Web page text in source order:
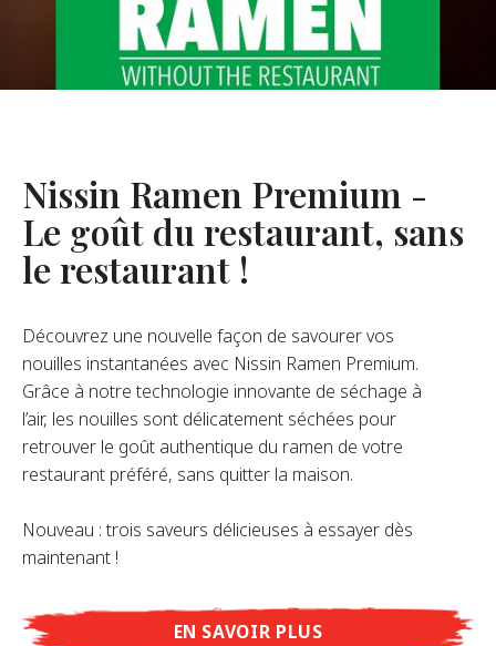
De Nous
FAQ
Nissin Ramen Premium -
Le goût du restaurant, sans
le restaurant !
Découvrez une nouvelle façon de savourer vos
nouilles instantanées avec Nissin Ramen Premium.
Grâce à notre technologie innovante de séchage à
l’air, les nouilles sont délicatement séchées pour
retrouver le goût authentique du ramen de votre
restaurant préféré, sans quitter la maison.
Nouveau : trois saveurs délicieuses à essayer dès
maintenant !
EN SAVOIR PLUS